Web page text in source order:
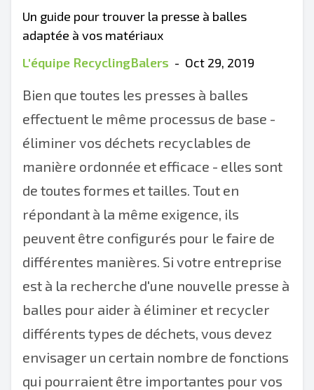
Un guide pour trouver la presse à balles
adaptée à vos matériaux
L'équipe RecyclingBalers - Oct 29, 2019
Bien que toutes les presses à balles
effectuent le même processus de base -
éliminer vos déchets recyclables de
manière ordonnée et efficace - elles sont
de toutes formes et tailles. Tout en
répondant à la même exigence, ils
peuvent être configurés pour le faire de
différentes manières. Si votre entreprise
est à la recherche d'une nouvelle presse à
balles pour aider à éliminer et recycler
différents types de déchets, vous devez
envisager un certain nombre de fonctions
qui pourraient être importantes pour vos